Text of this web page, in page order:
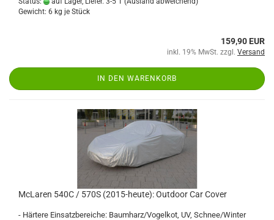
Gewicht: 6 kg je Stück
159,90 EUR
inkl. 19% MwSt. zzgl. Versand
IN DEN WARENKORB
McLaren 540C / 570S (2015-heute): Outdoor Car Cover
- Härtere Einsatzbereiche: Baumharz/Vogelkot, UV, Schnee/Winter